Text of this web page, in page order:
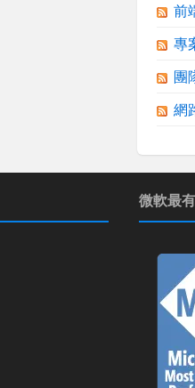
前
專
團
網
微軟最